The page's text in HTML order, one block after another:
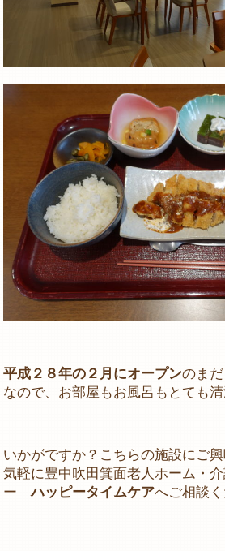
平成２８年の２月にオープンのま
なので、お部屋もお風呂もとても清
いかがですか？こちらの施設にご
気軽に豊中吹田箕面老人ホーム・
ーハッピータイムケアへご相談く